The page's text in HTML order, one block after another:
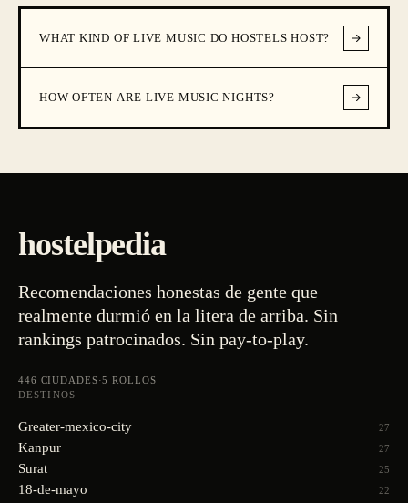
WHAT KIND OF LIVE MUSIC DO HOSTELS HOST?
HOW OFTEN ARE LIVE MUSIC NIGHTS?
hostelpedia
Recomendaciones honestas de gente que
realmente durmió en la litera de arriba. Sin
rankings patrocinados. Sin pay-to-play.
446 CIUDADES·5 ROLLOS
DESTINOS
Greater-mexico-city 27
Kanpur 27
Surat 25
18-de-mayo 22